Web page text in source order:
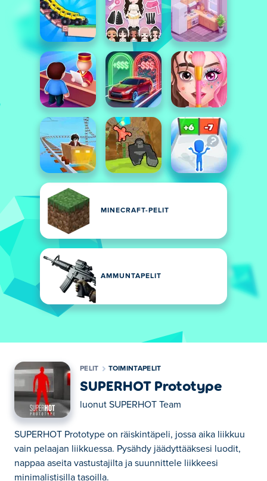
MINECRAFT-PELIT
AMMUNTAPELIT
PELIT TOIMINTAPELIT
SUPERHOT Prototype
luonut SUPERHOT Team
SUPERHOT Prototype on räiskintäpeli, jossa aika liikkuu
vain pelaajan liikkuessa. Pysähdy jäädyttääksesi luodit,
nappaa aseita vastustajilta ja suunnittele liikkeesi
minimalistisilla tasoilla.